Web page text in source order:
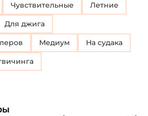
Чувствительные Летние
Для джига
Медиум На судака